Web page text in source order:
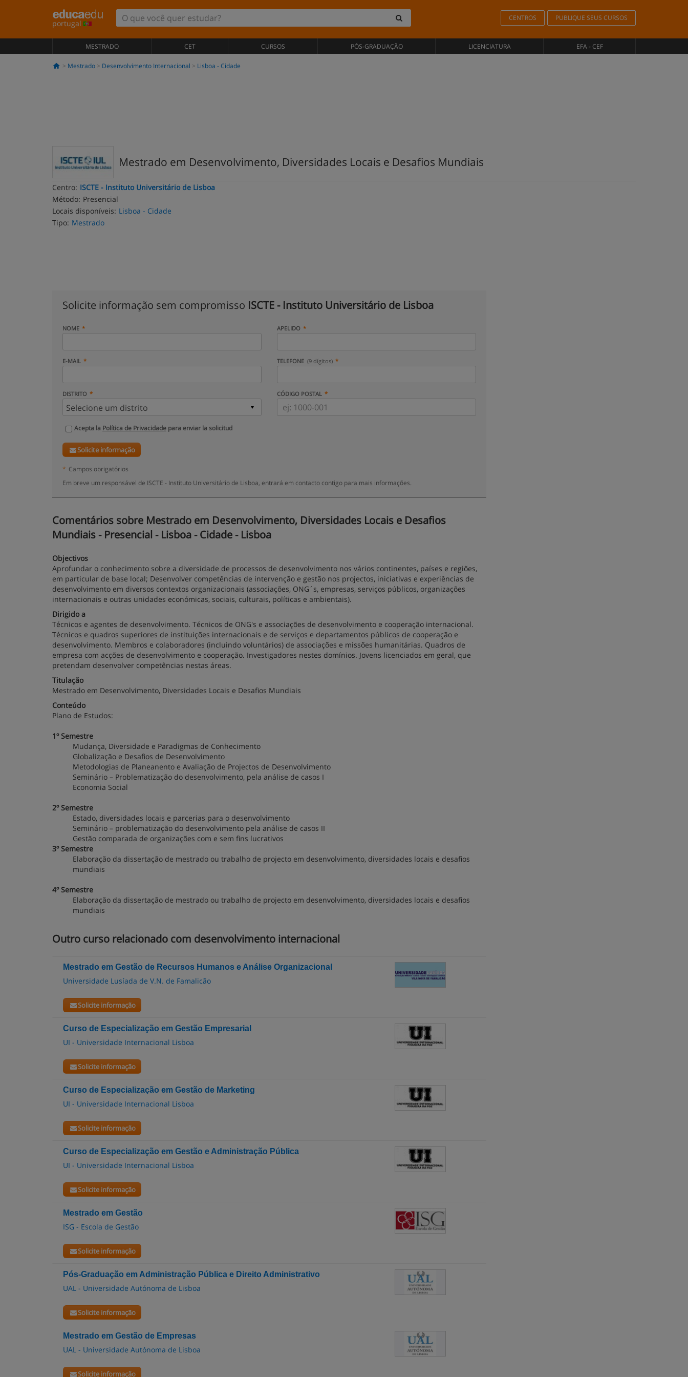
portugal
CENTROS PUBLIQUE SEUS CURSOS
MESTRADO CET CURSOS PÓS-GRADUAÇÃO LICENCIATURA EFA - CEF
Mestrado Desenvolvimento Internacional Lisboa - Cidade
Mestrado em Desenvolvimento, Diversidades Locais e Desafios Mundiais
Centro: ISCTE - Instituto Universitário de Lisboa
Método: Presencial
Locais disponíveis: Lisboa - Cidade
Tipo: Mestrado
Solicite informação sem compromisso ISCTE - Instituto Universitário de Lisboa
NOME APELIDO
E-MAIL TELEFONE (9 dígitos)
DISTRITO CÓDIGO POSTAL
Acepta la Política de Privacidade para enviar la solicitud
Solicite informação
* Campos obrigatórios
Em breve um responsável de ISCTE - Instituto Universitário de Lisboa, entrará em contacto contigo para mais informações.
Comentários sobre Mestrado em Desenvolvimento, Diversidades Locais e Desafios
Mundiais - Presencial - Lisboa - Cidade - Lisboa
Objectivos
Aprofundar o conhecimento sobre a diversidade de processos de desenvolvimento nos vários continentes, países e regiões,
em particular de base local; Desenvolver competências de intervenção e gestão nos projectos, iniciativas e experiências de
desenvolvimento em diversos contextos organizacionais (associações, ONG´s, empresas, serviços públicos, organizações
internacionais e outras unidades económicas, sociais, culturais, políticas e ambientais).
Dirigido a
Técnicos e agentes de desenvolvimento. Técnicos de ONG's e associações de desenvolvimento e cooperação internacional.
Técnicos e quadros superiores de instituições internacionais e de serviços e departamentos públicos de cooperação e
desenvolvimento. Membros e colaboradores (incluindo voluntários) de associações e missões humanitárias. Quadros de
empresa com acções de desenvolvimento e cooperação. Investigadores nestes domínios. Jovens licenciados em geral, que
pretendam desenvolver competências nestas áreas.
Titulação
Mestrado em Desenvolvimento, Diversidades Locais e Desafios Mundiais
Conteúdo
Plano de Estudos:
1º Semestre
Mudança, Diversidade e Paradigmas de Conhecimento
Globalização e Desafios de Desenvolvimento
Metodologias de Planeanento e Avaliação de Projectos de Desenvolvimento
Seminário – Problematização do desenvolvimento, pela análise de casos I
Economia Social
2º Semestre
Estado, diversidades locais e parcerias para o desenvolvimento
Seminário – problematização do desenvolvimento pela análise de casos II
Gestão comparada de organizações com e sem fins lucrativos
3º Semestre
Elaboração da dissertação de mestrado ou trabalho de projecto em desenvolvimento, diversidades locais e desafios
mundiais
4º Semestre
Elaboração da dissertação de mestrado ou trabalho de projecto em desenvolvimento, diversidades locais e desafios
mundiais
Outro curso relacionado com desenvolvimento internacional
Mestrado em Gestão de Recursos Humanos e Análise Organizacional
Universidade Lusíada de V.N. de Famalicão
Solicite informação
Curso de Especialização em Gestão Empresarial
UI - Universidade Internacional Lisboa
Solicite informação
Curso de Especialização em Gestão de Marketing
UI - Universidade Internacional Lisboa
Solicite informação
Curso de Especialização em Gestão e Administração Pública
UI - Universidade Internacional Lisboa
Solicite informação
Mestrado em Gestão
ISG - Escola de Gestão
Solicite informação
Pós-Graduação em Administração Pública e Direito Administrativo
UAL - Universidade Autónoma de Lisboa
Solicite informação
Mestrado em Gestão de Empresas
UAL - Universidade Autónoma de Lisboa
Solicite informação